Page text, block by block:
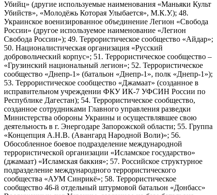
Убийц» (другие используемые наименования «Маньяки Культ
Убийств», «Молодёжь Которая Улыбается», М.К.У.); 48.
Украинское военизированное объединение Легион «Свобода
России» (другое используемое наименование «Легион
Свобода России»); 49. Террористическое сообщество «Айдар»;
50. Националистическая организация «Русский
добровольческий корпус»; 51. Террористическое сообщество –
«Грузинский национальный легион»; 52. Террористическое
сообщество «Днепр-1» (батальон «Днепр-1», полк «Днепр-1»);
53. Террористическое сообщество «Джамаат» (созданное в
исправительном учреждении ФКУ ИК-7 УФСИН России по
Республике Дагестан); 54. Террористическое сообщество,
созданное сотрудниками Главного управления разведки
Министерства обороны Украины и осуществлявшее свою
деятельность в г. Энергодаре Запорожской области; 55. Группа
«Концепция А.Н.В. (Авангард Народной Воли)»; 56.
Обособленное боевое подразделение международной
террористической организации «Исламское государство»
(джамаат) «Исламская баккия»; 57. Российское структурное
подразделение международного террористического
сообщества «АУМ Синрикё»; 58. Террористическое
сообщество 46-й отдельный штурмовой батальон «Донбасс»